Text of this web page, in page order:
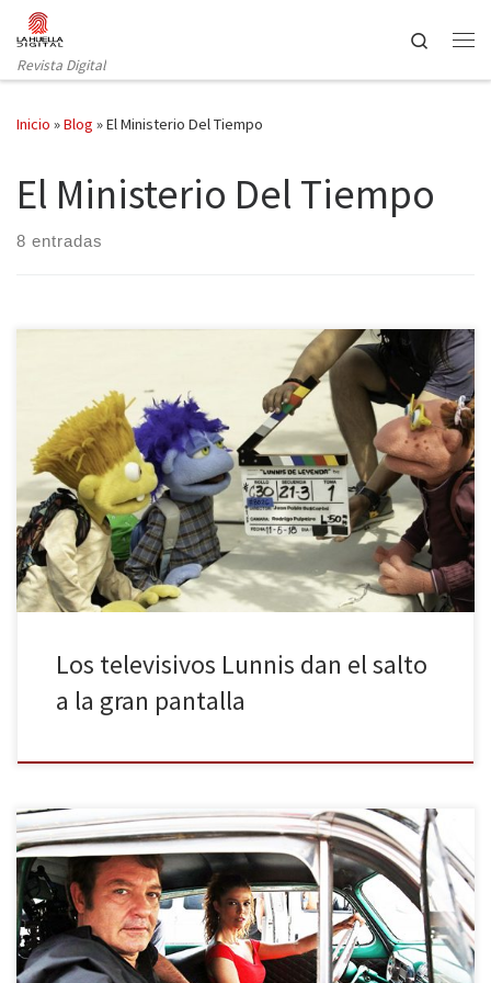
Saltar al contenido
Revista Digital
Search
Inicio »Blog »El Ministerio Del Tiempo
El Ministerio Del Tiempo
8 entradas
Como ya han hecho muchos otros muñecos de la televisión antes
que ellos, Los Lunnis estrenan este viernes 18 de Enero su primera
película La gran aventura de Los Lunnis y el Libro
Mágico, mezclando a los conocidos personajes de Clan de TVE
con los de distintos cuentos e historias populares. […]
Los televisivos Lunnis dan el salto
a la gran pantalla
Cada día hay menos distancia entre el cine y la televisión, cada
vez están mas unidos. Ejemplo de ello son los dos trabajos de
producción española que nos ocupan. El primero de ellos
1898: Los últimos de Filipinas, con nueve nominaciones a los